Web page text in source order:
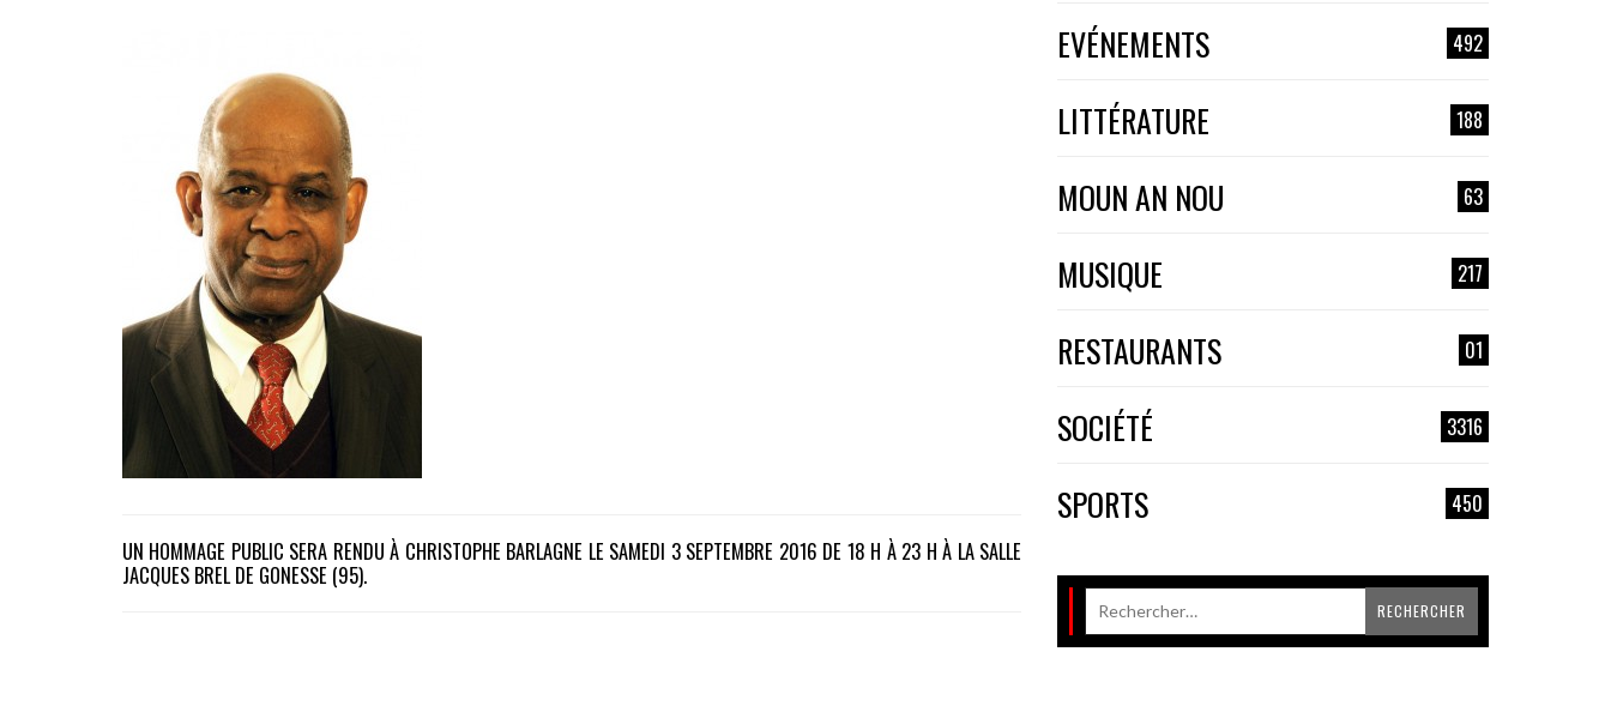
UN HOMMAGE PUBLIC SERA RENDU À CHRISTOPHE BARLAGNE LE SAMEDI 3 SEPTEMBRE 2016 DE 18 H À 23 H À LA SALLE
JACQUES BREL DE GONESSE (95).
EVÉNEMENTS 492
LITTÉRATURE 188
MOUN AN NOU 63
MUSIQUE 217
RESTAURANTS 01
SOCIÉTÉ 3316
SPORTS 450